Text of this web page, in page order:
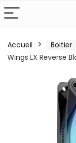
Accueil Boitier
Wings LX Reverse